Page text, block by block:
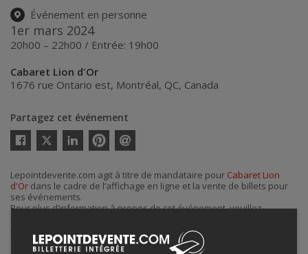
Événement en personne
1er mars 2024
20h00 – 22h00 / Entrée: 19h00
Cabaret Lion d'Or
1676 rue Ontario est, Montréal, QC, Canada
Partagez cet événement
Twitter
courriel
Lepointdevente.com agit à titre de mandataire pour Cabaret Lion
d'Or dans le cadre de l’affichage en ligne et la vente de billets pour
ses événements.
Pour plus d’information à propos de cet événement, veuillez